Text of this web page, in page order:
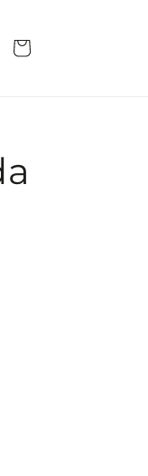
Carrito